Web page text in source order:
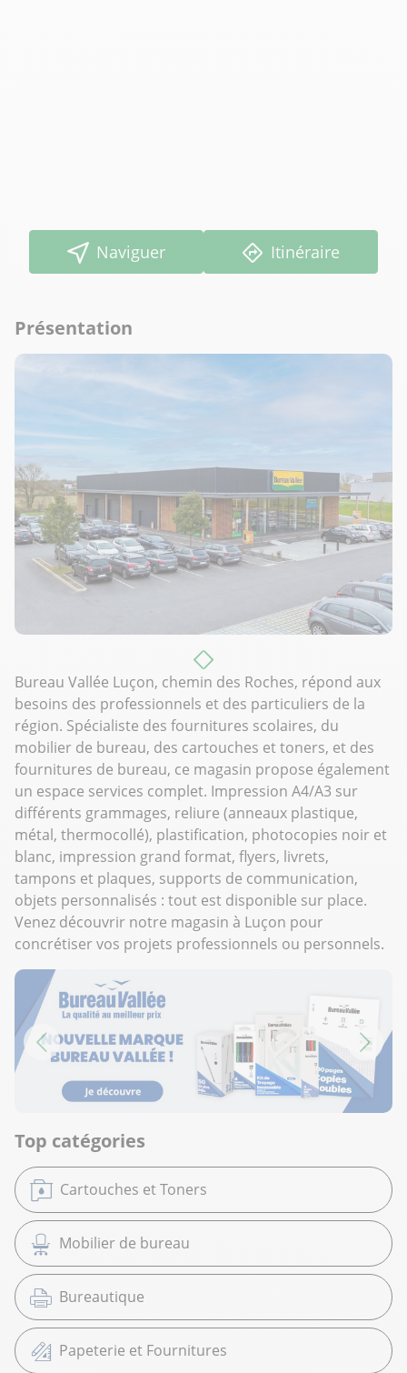
Naviguer Itinéraire
Présentation
Bureau Vallée Luçon, chemin des Roches, répond aux
besoins des professionnels et des particuliers de la
région. Spécialiste des fournitures scolaires, du
mobilier de bureau, des cartouches et toners, et des
fournitures de bureau, ce magasin propose également
un espace services complet. Impression A4/A3 sur
différents grammages, reliure (anneaux plastique,
métal, thermocollé), plastification, photocopies noir et
blanc, impression grand format, flyers, livrets,
tampons et plaques, supports de communication,
objets personnalisés : tout est disponible sur place.
Venez découvrir notre magasin à Luçon pour
concrétiser vos projets professionnels ou personnels.
Top catégories
Cartouches et Toners
Mobilier de bureau
Bureautique
Papeterie et Fournitures